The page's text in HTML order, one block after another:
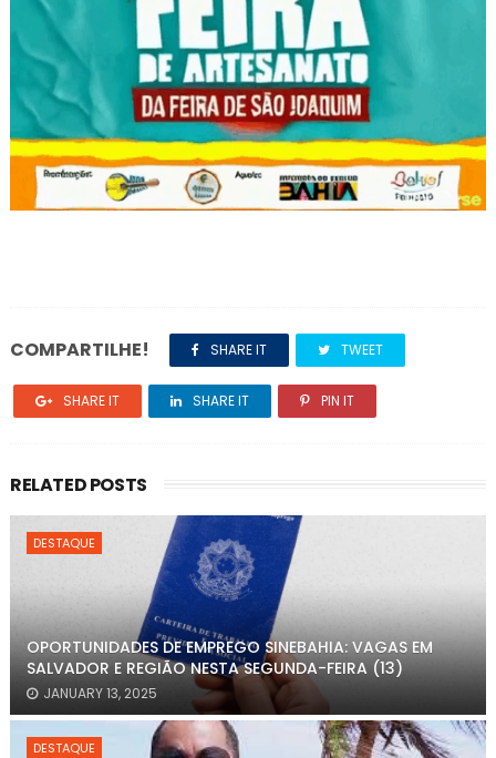
COMPARTILHE! SHARE IT TWEET
SHARE IT SHARE IT PIN IT
RELATED POSTS
DESTAQUE
OPORTUNIDADES DE EMPREGO SINEBAHIA: VAGAS EM
SALVADOR E REGIÃO NESTA SEGUNDA-FEIRA (13)
JANUARY 13, 2025
DESTAQUE